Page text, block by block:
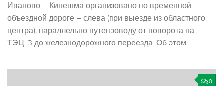
Иваново – Кинешма организовано по временной
объездной дороге – слева (при выезде из областного
центра), параллельно путепроводу от поворота на
ТЭЦ-3 до железнодорожного переезда. Об этом...
0